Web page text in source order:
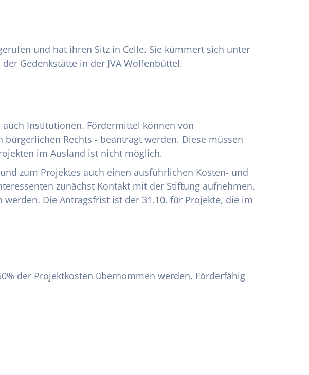
und hat ihren Sitz in Celle. Sie kümmert sich unter
Gedenkstätte in der JVA Wolfenbüttel.
Institutionen. Fördermittel können von
Rechts - beantragt werden. Diese müssen
im Ausland ist nicht möglich.
zum Projektes auch einen ausführlichen Kosten- und
zunächst Kontakt mit der Stiftung aufnehmen.
werden. Die Antragsfrist ist der 31.10. für Projekte, die im
der Projektkosten übernommen werden. Förderfähig